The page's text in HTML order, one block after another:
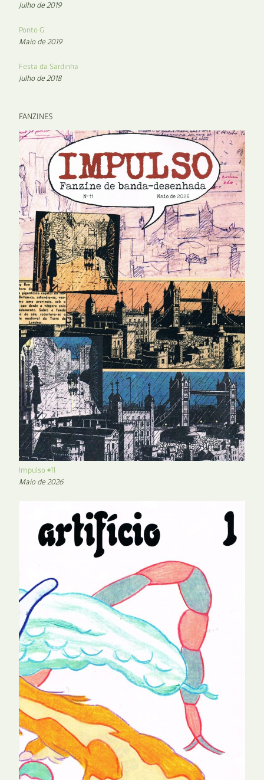
Julho de 2019
Ponto G
Maio de 2019
Festa da Sardinha
Julho de 2018
FANZINES
Impulso #11
Maio de 2026